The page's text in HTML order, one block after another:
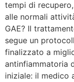
tempi di
alle normali
GAE? Il
segue un
finalizzato a
antinfiammatoria
iniziale: il medico